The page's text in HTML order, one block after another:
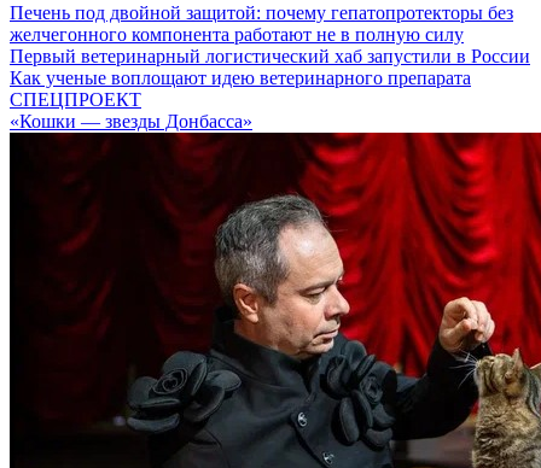
Печень под двойной защитой: почему гепатопротекторы без
желчегонного компонента работают не в полную силу
Первый ветеринарный логистический хаб запустили в России
Как ученые воплощают идею ветеринарного препарата
СПЕЦПРОЕКТ
«Кошки — звезды Донбасса»